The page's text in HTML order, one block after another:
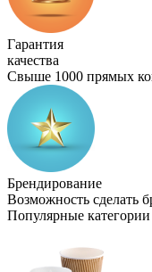
Гарантия
качества
Свыше 1000 прямых
Брендирование
Возможность сделать
Популярные категории